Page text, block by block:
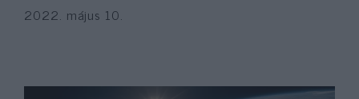
2022. május 10.